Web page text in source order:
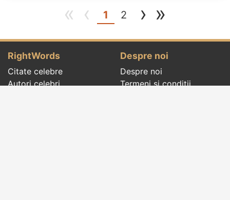
« ‹ 1 (current)
2 › »
RightWords
Citate celebre
Autori celebri
Despre noi
Despre noi
Termeni și condiții